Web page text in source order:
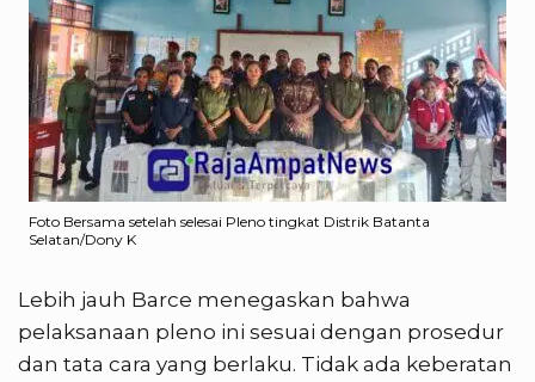
Foto Bersama setelah selesai Pleno tingkat Distrik Batanta
Selatan/Dony K
Lebih jauh Barce menegaskan bahwa
pelaksanaan pleno ini sesuai dengan prosedur
dan tata cara yang berlaku. Tidak ada keberatan